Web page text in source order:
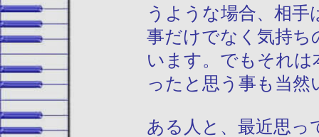
うような場合、相
事だけでなく気持ち
います。でもそれ
ったと思う事も当
ある人と、最近思っ